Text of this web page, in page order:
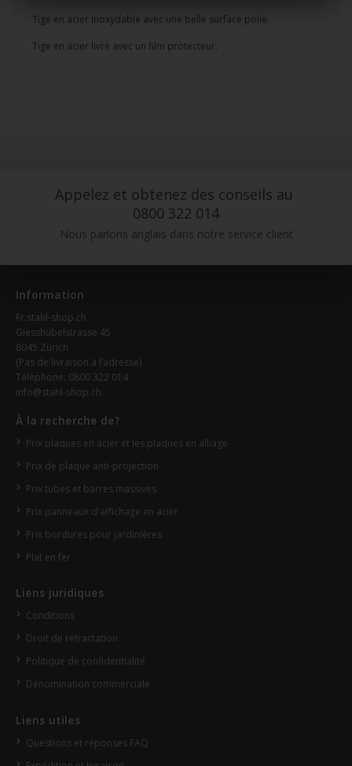
Tige en acier inoxydable avec une belle surface polie.
Tige en acier livré avec un film protecteur.
Appelez et obtenez des conseils au
0800 322 014
Nous parlons anglais dans notre service client
Information
Fr.stahl-shop.ch
Giesshübelstrasse 45
8045 Zürich
(Pas de livraison à l’adresse)
Téléphone: 0800 322 014
info@stahl-shop.ch
À la recherche de?
Prix plaques en acier et les plaques en alliage
Prix de plaque anti-projection
Prix tubes et barres massives
Prix panneaux d'affichage en acier
Prix bordures pour jardinières
Plat en fer
Liens juridiques
Conditions
Droit de rétractation
Politique de confidentialité
Dénomination commerciale
Liens utiles
Questions et réponses FAQ